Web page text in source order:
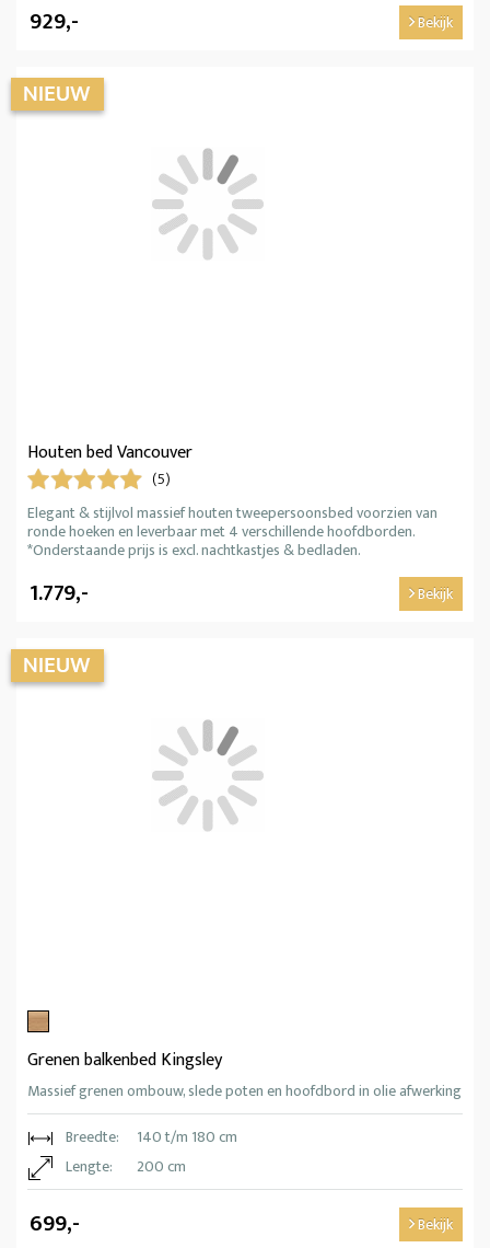
929,- Bekijk
Houten bed Vancouver
(5)
Elegant & stijlvol massief houten tweepersoonsbed voorzien van
ronde hoeken en leverbaar met 4 verschillende hoofdborden.
*Onderstaande prijs is excl. nachtkastjes & bedladen.
1.779,- Bekijk
Grenen balkenbed Kingsley
Massief grenen ombouw, slede poten en hoofdbord in olie afwerking
Breedte:
140 t/m 180 cm
Lengte:
200 cm
699,- Bekijk